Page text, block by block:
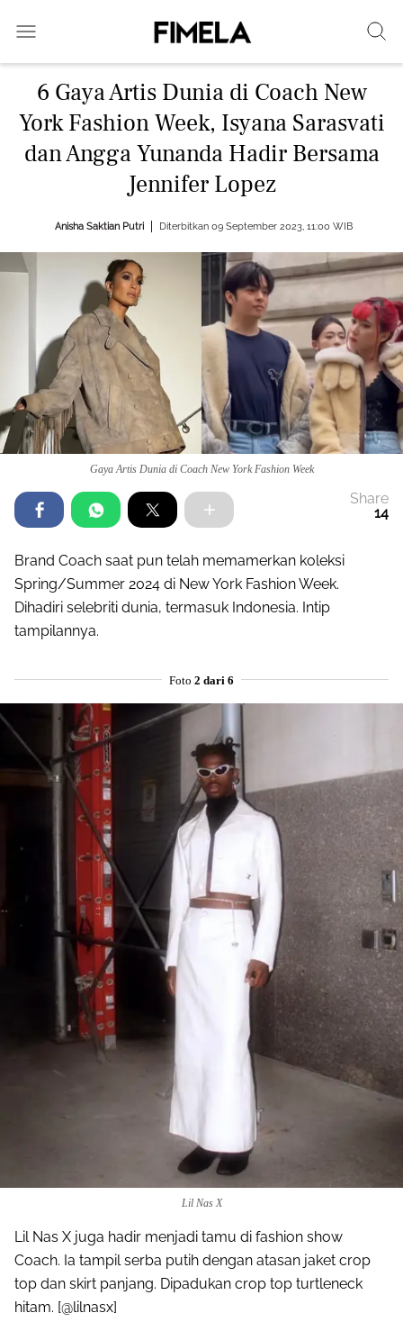
6 Gaya Artis Dunia di Coach New
York Fashion Week, Isyana Sarasvati
dan Angga Yunanda Hadir Bersama
Jennifer Lopez
Anisha Saktian Putri Diterbitkan 09 September 2023, 11:00 WIB
Gaya Artis Dunia di Coach New York Fashion Week
Share
14
Brand Coach saat pun telah memamerkan koleksi
Spring/Summer 2024 di New York Fashion Week.
Dihadiri selebriti dunia, termasuk Indonesia. Intip
tampilannya.
Foto 2 dari 6
Lil Nas X
Lil Nas X juga hadir menjadi tamu di fashion show
Coach. Ia tampil serba putih dengan atasan jaket crop
top dan skirt panjang. Dipadukan crop top turtleneck
hitam. [@lilnasx]